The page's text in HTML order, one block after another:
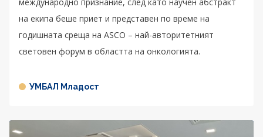
на екипа беше приет и представен по време на
годишната среща на ASCO – най-авторитетният
световен форум в областта на онкологията.
УМБАЛ Младост